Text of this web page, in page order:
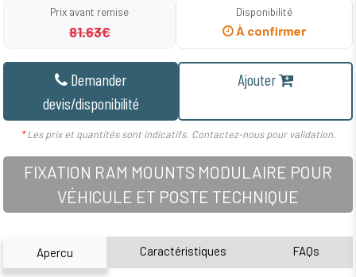
Prix avant remise
81.63€
Disponibilité
À confirmer
Demander
devis/disponibilité
Ajouter
*Les prix et quantités sont indicatifs. Contactez-nous pour validation.
FIXATION RAM MOUNTS MODULAIRE POUR
VÉHICULE ET POSTE TECHNIQUE
Apercu Caractéristiques FAQs